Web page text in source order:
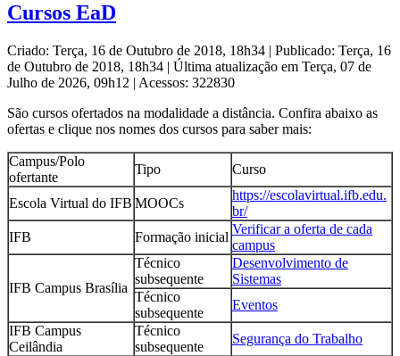
Cursos EaD
Criado: Terça, 16 de Outubro de 2018, 18h34 | Publicado: Terça, 16
de Outubro de 2018, 18h34 | Última atualização em Terça, 07 de
Julho de 2026, 09h12 | Acessos: 322830
São cursos ofertados na modalidade a distância. Confira abaixo as
ofertas e clique nos nomes dos cursos para saber mais:
Campus/Polo
ofertante
Tipo Curso
Escola Virtual do IFB MOOCs
https://escolavirtual.ifb.edu.
br/
IFB
Formação inicial
Verificar a oferta de cada
campus
IFB Campus Brasília
Técnico
subsequente
Desenvolvimento de
Sistemas
Técnico
subsequente
Eventos
IFB Campus
Ceilândia
Técnico
subsequente
Segurança do Trabalho